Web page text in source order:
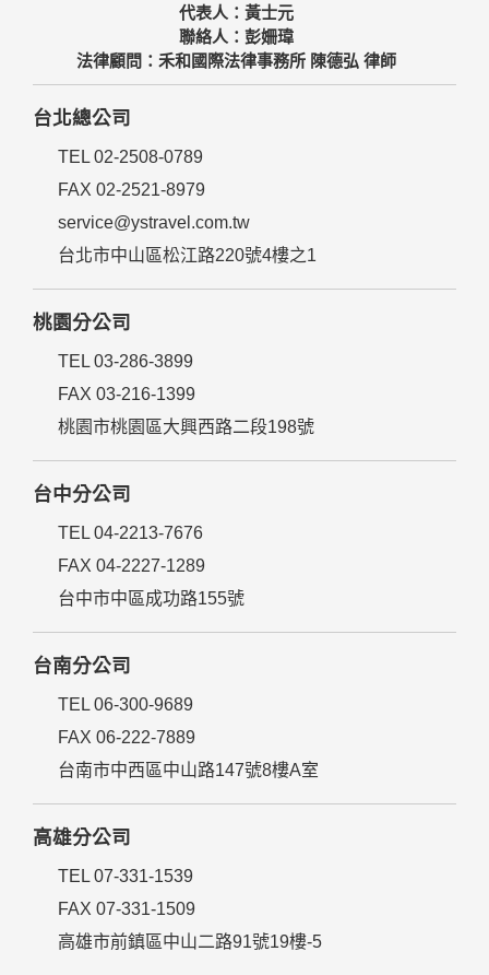
代表人：黃士元
聯絡人：彭姍瑋
法律顧問：禾和國際法律事務所 陳德弘 律師
台北總公司
TEL 02-2508-0789
FAX 02-2521-8979
service@ystravel.com.tw
台北市中山區松江路220號4樓之1
桃園分公司
TEL 03-286-3899
FAX 03-216-1399
桃園市桃園區大興西路二段198號
台中分公司
TEL 04-2213-7676
FAX 04-2227-1289
台中市中區成功路155號
台南分公司
TEL 06-300-9689
FAX 06-222-7889
台南市中西區中山路147號8樓A室
高雄分公司
TEL 07-331-1539
FAX 07-331-1509
高雄市前鎮區中山二路91號19樓-5